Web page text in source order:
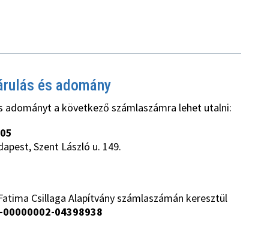
és adomány
adományt a következő számlaszámra lehet utalni:
Szent László u. 149.
Csillaga Alapítvány számlaszámán keresztül
04398938